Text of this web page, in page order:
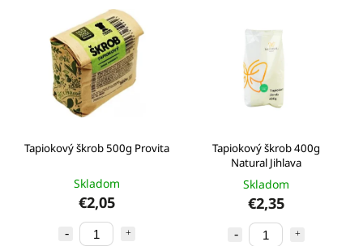
Tapiokový škrob 500g Provita
Skladom
€2,05
Tapiokový škrob 400g
Natural Jihlava
Skladom
€2,35